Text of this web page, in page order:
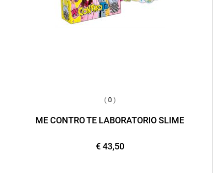
(0 )
ME CONTRO TE LABORATORIO SLIME
€ 43,50